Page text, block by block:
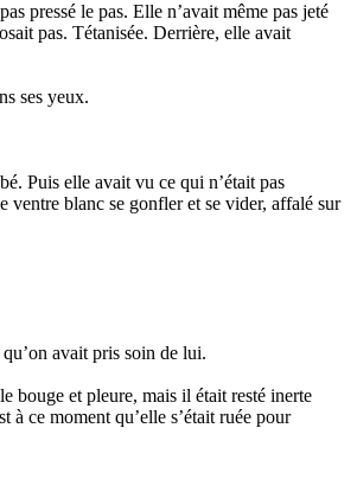
pressé le pas. Elle n’avait même pas jeté
pas. Tétanisée. Derrière, elle avait
ses yeux.
Puis elle avait vu ce qui n’était pas
ventre blanc se gonfler et se vider, affalé sur
avait pris soin de lui.
bouge et pleure, mais il était resté inerte
ce moment qu’elle s’était ruée pour